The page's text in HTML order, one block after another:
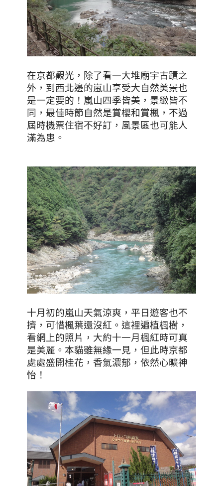
在京都觀光 ，除了看一大堆廟宇古蹟之
外，到西北邊的嵐山享受大自然美景也
是一定要的！嵐山四季皆美，景緻皆不
同，最佳時節自然是賞櫻和賞楓，不過
屆時機票住宿不好訂，風景區也可能人
滿為患。
十月初的嵐山天氣涼爽，平日遊客也不
擠，可惜楓葉還沒紅。這裡遍植楓樹，
看網上的照片，大約十一月楓紅時可真
是美麗。本貓雖無緣一見，但此時京都
處處盛開桂花，香氣濃郁，依然心曠神
怡！